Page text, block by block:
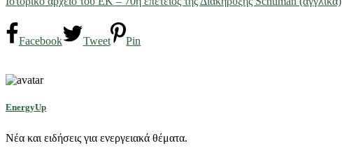
Facebook Tweet Pin
EnergyUp
Νέα και ειδήσεις για ενεργειακά θέματα.